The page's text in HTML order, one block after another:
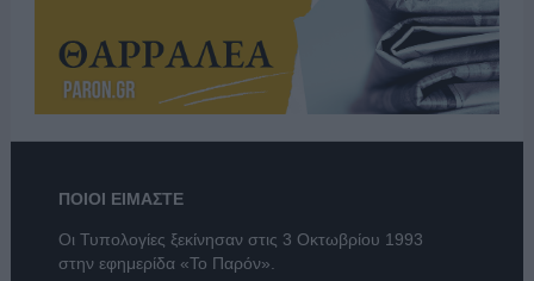
ΠΟΙΟΙ ΕΙΜΑΣΤΕ
Οι Τυπολογίες ξεκίνησαν στις 3 Οκτωβρίου 1993
στην εφημερίδα «Το Παρόν».